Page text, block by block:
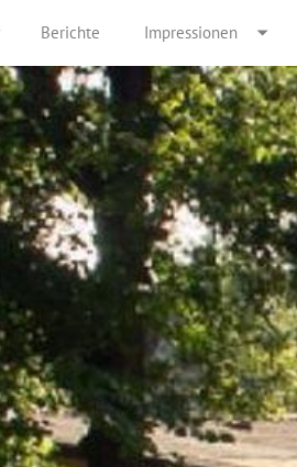
Berichte Impressionen